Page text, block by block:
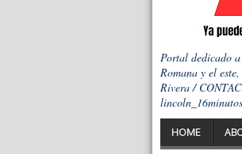
Portal dedicado
Romana y el
Rivera /
HOME